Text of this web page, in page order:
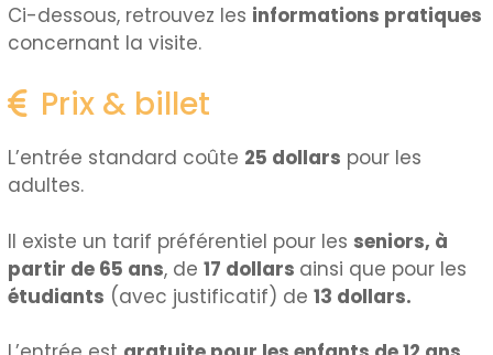
Ci-dessous, retrouvez les informations pratiques
concernant la visite.
Prix & billet
L’entrée standard coûte 25 dollars pour les
adultes.
Il existe un tarif préférentiel pour les seniors, à
partir de 65 ans, de17 dollars ainsi que pour les
étudiants (avec justificatif) de13 dollars.